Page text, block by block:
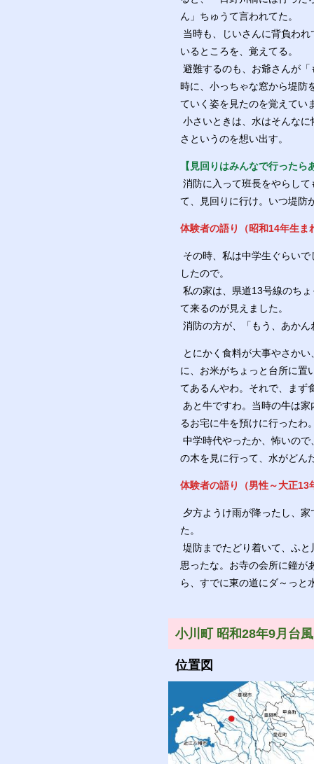
ん」ちゅうて言われてた。
当時も、じいさんに背負わ
いるところを、覚えてる。
避難するのも、お爺さんが
時に、小っちゃな窓から堤防
ていく姿を見たのを覚えてい
小さいときは、水はそんな
さというのを想い出す。
【見回りはみんなで行ったら
消防に入って班長をやらし
て、見回りに行け。いつ堤防
体験者の語り（昭和14年生ま
その時、私は中学生ぐらい
したので。
私の家は、県道13号線のち
て来るのが見えました。
消防の方が、「もう、あか
とにかく食料が大事やさか
に、お米がちょっと台所に置
てあるんやわ。それで、まず
あと牛ですわ。当時の牛は
るお宅に牛を預けに行ったわ
中学時代やったか、怖いの
の木を見に行って、水がどん
体験者の語り（男性～大正13
夕方ようけ雨が降ったし、
た。
堤防までたどり着いて、ふ
思ったな。お寺の会所に鐘が
ら、すでに東の道にダ～っと
小川町 昭和28年9月台
位置図